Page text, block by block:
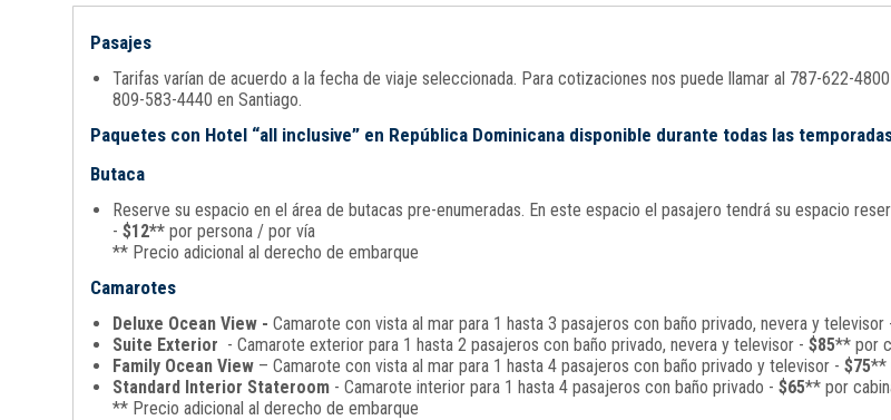
Pasajes
Tarifas varían de acuerdo a la fecha de viaje seleccionada. Para cotizaciones nos puede llamar al 787-622-
809-583-4440 en Santiago.
Paquetes con Hotel “all inclusive” en República Dominicana disponible durante todas las
Butaca
Reserve su espacio en el área de butacas pre-enumeradas. En este espacio el pasajero tendrá su espacio
- $12**por persona / por vía
** Precio adicional al derecho de embarque
Camarotes
Deluxe Ocean View - Camarote con vista al mar para 1 hasta 3 pasajeros con baño privado, nevera y televisor
Suite Exterior - Camarote exterior para 1 hasta 2 pasajeros con baño privado, nevera y televisor - $85** por
Family Ocean View– Camarote con vista al mar para 1 hasta 4 pasajeros con baño privado y televisor - $75**
Standard Interior Stateroom- Camarote interior para 1 hasta 4 pasajeros con baño privado - $65** por
** Precio adicional al derecho de embarque